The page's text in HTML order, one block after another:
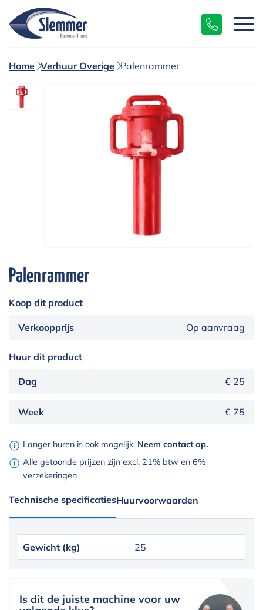
Home Verhuur Overige Palenrammer
Palenrammer
Koop dit product
Verkoopprijs Op aanvraag
Huur dit product
Dag € 25
Week € 75
Langer huren is ook mogelijk. Neem contact op.
Alle getoonde prijzen zijn excl. 21% btw en 6%
verzekeringen
Technische specificatiesHuurvoorwaarden
Gewicht (kg) 25
Is dit de juiste machine voor uw